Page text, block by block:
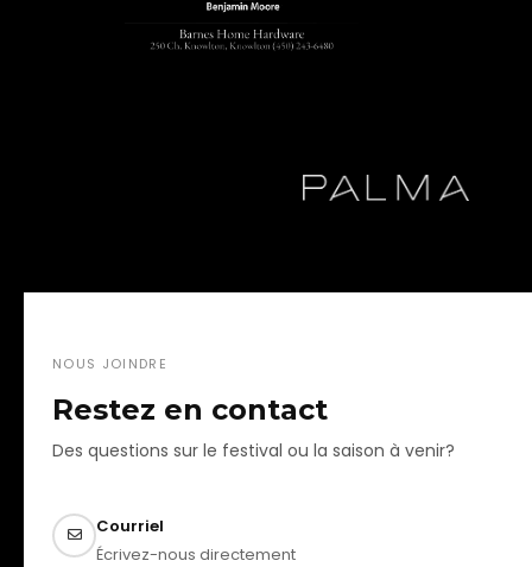
NOUS JOINDRE
Restez en contact
Des questions sur le festival ou la saison à venir?
Courriel
Écrivez-nous directement